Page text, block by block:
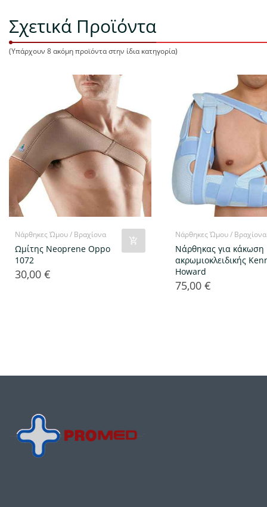
Σχετικά Προϊόντα
(Υπάρχουν 8 ακόμη προϊόντα στην ίδια κατηγορία)
Νάρθηκες Ώμου / Βραχίονα
Ωμίτης Neoprene Oppo
1072
Τιμή
30,00 €
Νάρθηκες Ώμου / Βραχίονα
Νάρθηκας για κάκωση
ακρωμιοκλειδικής
Howard
Τιμή
75,00 €